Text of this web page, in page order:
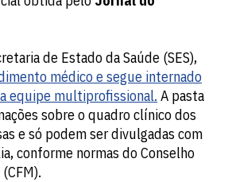
de Estado da Saúde (SES),
médico e segue internado
equipe multiprofissional. A pasta
sobre o quadro clínico dos
e só podem ser divulgadas com
conforme normas do Conselho